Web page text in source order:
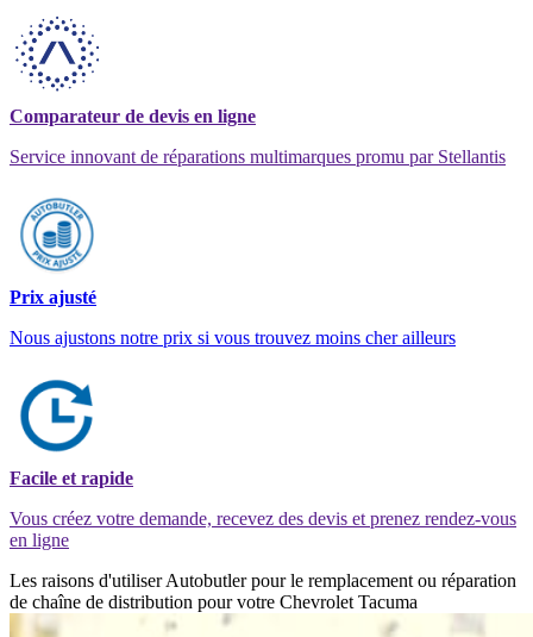
Comparateur de devis en ligne
Service innovant de réparations multimarques promu par Stellantis
Prix ajusté
Nous ajustons notre prix si vous trouvez moins cher ailleurs
Facile et rapide
Vous créez votre demande, recevez des devis et prenez rendez-vous
en ligne
Les raisons d'utiliser Autobutler pour le remplacement ou réparation
de chaîne de distribution pour votre Chevrolet Tacuma